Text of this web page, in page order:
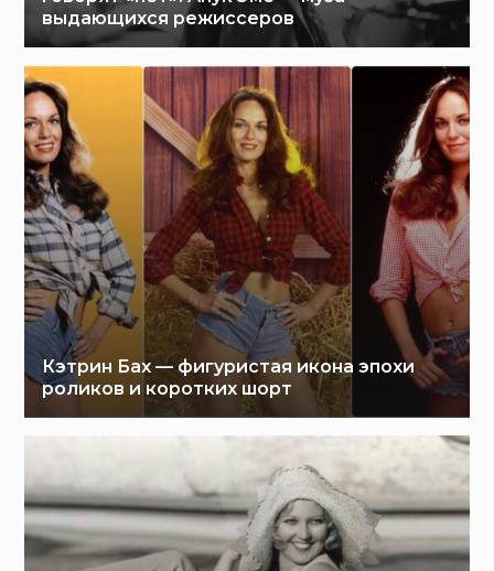
выдающихся режиссеров
Кэтрин Бах — фигуристая икона эпохи
роликов и коротких шорт